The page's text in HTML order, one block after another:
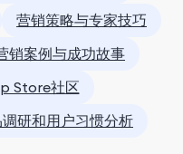
营销策略与专家技巧
销案例与成功故事
Store社区
研和用户习惯分析